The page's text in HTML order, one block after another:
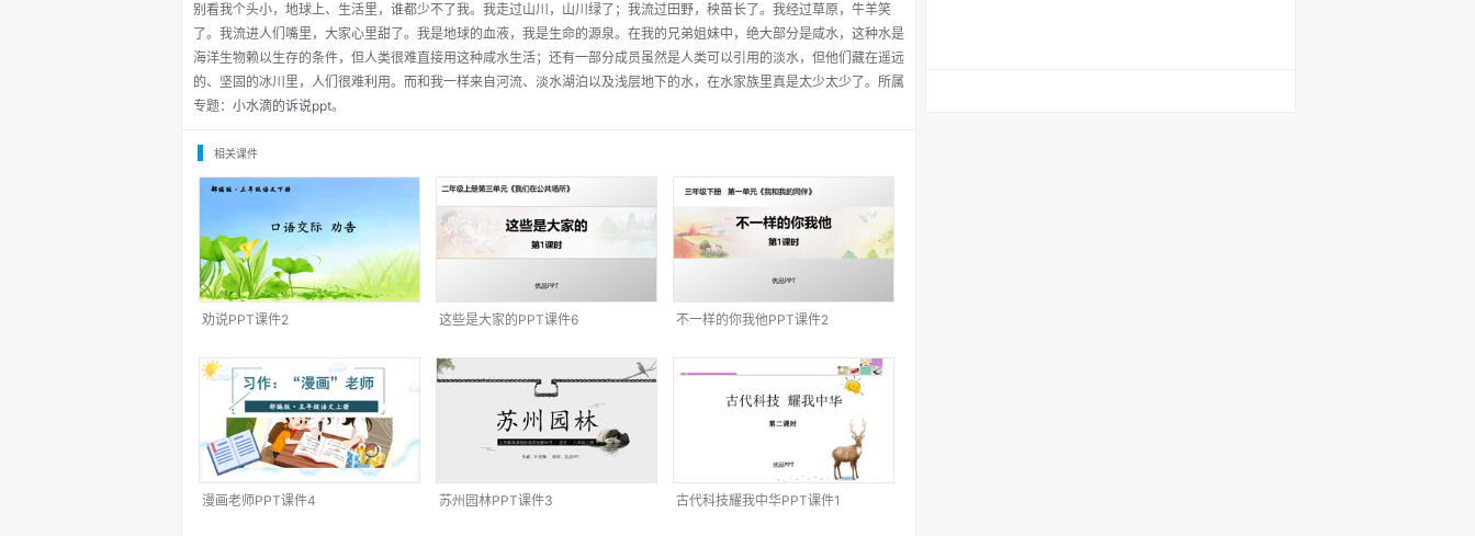
别看我个头小，地球上、生活里，谁都少不了我。我走过山川，山川绿了；我流过田野，秧苗长了。我经过草原，牛羊笑
了。我流进人们嘴里，大家心里甜了。我是地球的血液，我是生命的源泉。在我的兄弟姐妹中，绝大部分是咸水，这种水是
海洋生物赖以生存的条件，但人类很难直接用这种咸水生活；还有一部分成员虽然是人类可以引用的淡水，但他们藏在遥远
的、坚固的冰川里，人们很难利用。而和我一样来自河流、淡水湖泊以及浅层地下的水，在水家族里真是太少太少了。所属
专题： 小水滴的诉说ppt。
相关课件
劝说PPT课件2 这些是大家的PPT课件6 不一样的你我他PPT课件2
漫画老师PPT课件4 苏州园林PPT课件3 古代科技耀我中华PPT课件1